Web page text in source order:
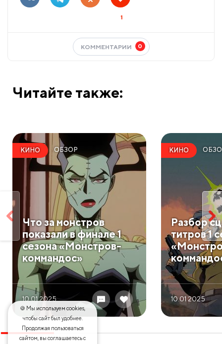
1
КОММЕНТАРИИ 0
Читайте также:
КИНО ОБЗОР
​Что за монстров
показали в финале 1
сезона «Монстров-
коммандос»
10.01 2025
КИНО
Разбор
титров 1
10.01 2025
🍪 Мы используем cookies,
чтобы сайт был удобнее.
Продолжая пользоваться
сайтом, вы соглашаетесь с